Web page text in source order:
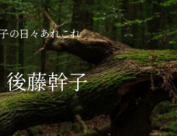
の日々あれこれ
藤幹子